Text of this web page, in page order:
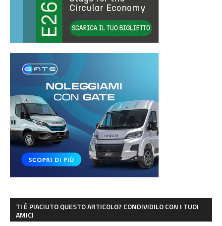
TI È PIACIUTO QUESTO ARTICOLO? CONDIVIDILO CON I TUOI
AMICI